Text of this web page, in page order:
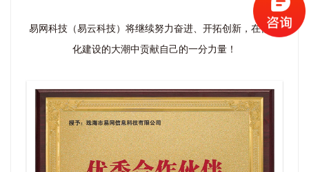
易网科技（易云科技）将继续努力奋进、开拓创新，在信息
化建设的大潮中贡献自己的一分力量！